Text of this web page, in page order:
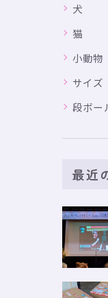
犬
猫
小動物
サイズ
段ボー
最近